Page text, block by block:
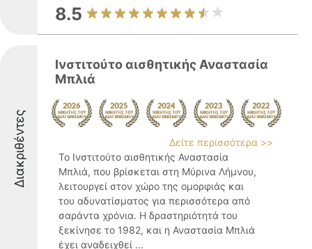
8.5
Διακριθέντες
Ινστιτούτο αισθητικής Αναστασία
Μπλιά
Δείτε περισσότερα >>
Το Ινστιτούτο αισθητικής Αναστασία
Μπλιά, που βρίσκεται στη Μύρινα Λήμνου,
λειτουργεί στον χώρο της ομορφιάς και
του αδυνατίσματος για περισσότερα από
σαράντα χρόνια. Η δραστηριότητά του
ξεκίνησε το 1982, και η Αναστασία Μπλιά
έχει αναδειχθεί ...